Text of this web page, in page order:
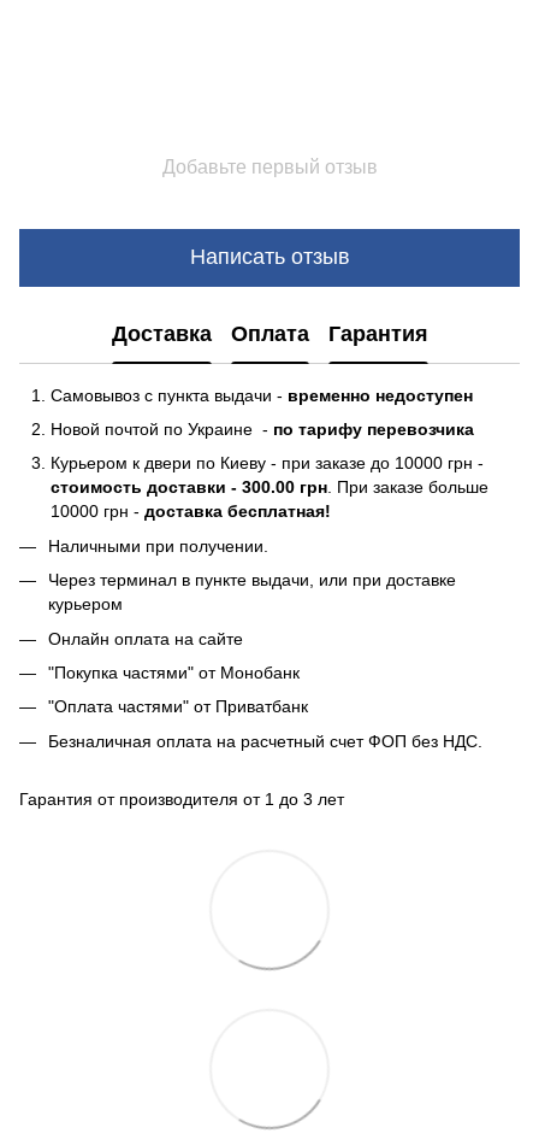
Добавьте первый отзыв
Написать отзыв
Доставка Оплата Гарантия
Самовывоз с пункта выдачи - временно недоступен
Новой почтой по Украине - по тарифу перевозчика
Курьером к двери по Киеву - при заказе до 10000 грн -
стоимость доставки - 300.00 грн. При заказе больше
10000 грн - доставка бесплатная!
Наличными при получении.
Через терминал в пункте выдачи, или при доставке
курьером
Онлайн оплата на сайте
"Покупка частями" от Монобанк
"Оплата частями" от Приватбанк
Безналичная оплата на расчетный счет ФОП без НДС.
Гарантия от производителя от 1 до 3 лет